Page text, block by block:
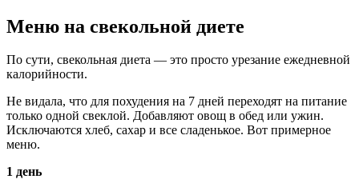
Меню на свекольной диете
По сути, свекольная диета — это просто урезание ежедневной
калорийности.
Не видала, что для похудения на 7 дней переходят на питание
только одной свеклой. Добавляют овощ в обед или ужин.
Исключаются хлеб, сахар и все сладенькое. Вот примерное
меню.
1 день